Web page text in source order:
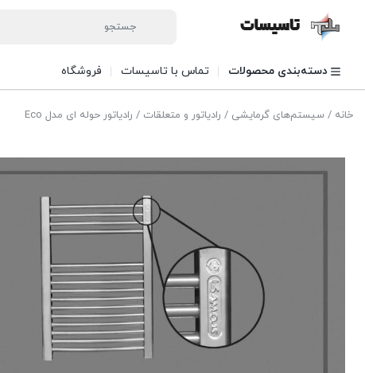
دسته‌بندی محصولات تماس با تاسیسات فروشگاه
خانه / سیستم‌های گرمایشی / رادیاتور و متعلقات / رادیاتور حوله ای مدل Eco